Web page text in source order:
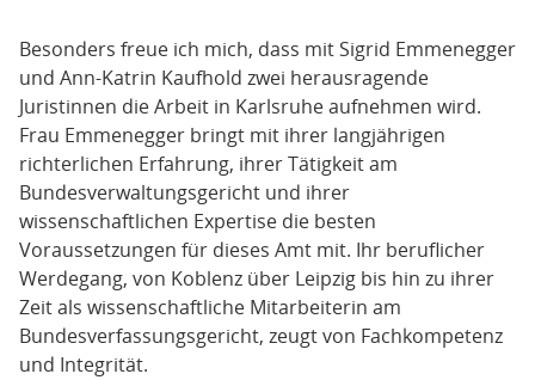
Besonders freue ich mich, dass mit Sigrid Emmenegger
und Ann-Katrin Kaufhold zwei herausragende
Juristinnen die Arbeit in Karlsruhe aufnehmen wird.
Frau Emmenegger bringt mit ihrer langjährigen
richterlichen Erfahrung, ihrer Tätigkeit am
Bundesverwaltungsgericht und ihrer
wissenschaftlichen Expertise die besten
Voraussetzungen für dieses Amt mit. Ihr beruflicher
Werdegang, von Koblenz über Leipzig bis hin zu ihrer
Zeit als wissenschaftliche Mitarbeiterin am
Bundesverfassungsgericht, zeugt von Fachkompetenz
und Integrität.